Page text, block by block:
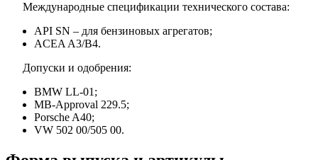
Международные спецификации технического состава:
API SN – для бензиновых агрегатов;
ACEA A3/B4.
Допуски и одобрения:
BMW LL-01;
MB-Approval 229.5;
Porsche A40;
VW 502 00/505 00.